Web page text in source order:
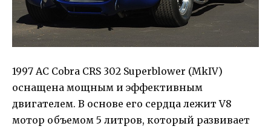
1997 AC Cobra CRS 302 Superblower (MkIV)
оснащена мощным и эффективным
двигателем. В основе его сердца лежит V8
мотор объемом 5 литров, который развивает